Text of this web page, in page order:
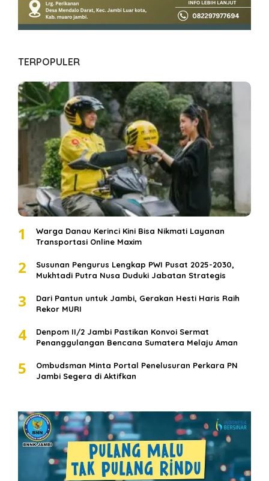
TERPOPULER
1
Warga Danau Kerinci Kini Bisa Nikmati Layanan
Transportasi Online Maxim
2
Susunan Pengurus Lengkap PWI Pusat 2025-2030,
Mukhtadi Putra Nusa Duduki Jabatan Strategis
3
Dari Pantun untuk Jambi, Gerakan Hesti Haris Raih
Rekor MURI
4
Denpom II/2 Jambi Pastikan Konvoi Sermat
Penanggulangan Bencana Sumatera Melaju Aman
5
Ombudsman Minta Portal Penelusuran Perkara PN
Jambi Segera di Aktifkan